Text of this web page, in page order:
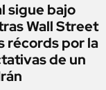
sigue bajo
Wall Street
récords por la
de un